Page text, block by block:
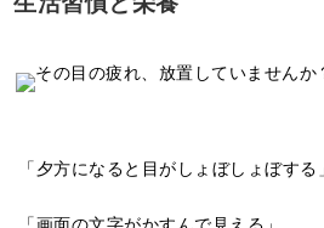
「夕方になると目がしょぼしょぼする